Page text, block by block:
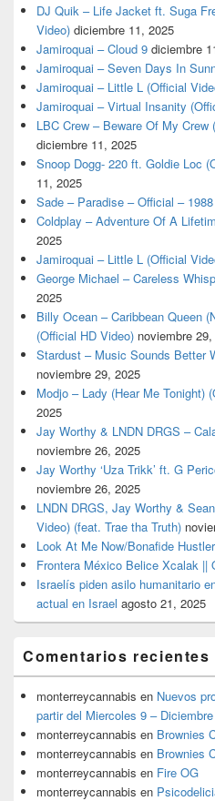
DJ Quik – Life Jacket ft. Suga
Video) diciembre 11, 2025
Jamiroquai – Cloud 9 diciembre
Jamiroquai – Seven Days In
Jamiroquai – Little L (Official
Jamiroquai – Virtual Insanity
LBC Crew – Beware Of My
diciembre 11, 2025
Snoop Dogg- 220 ft. Goldie Loc
11, 2025
Sade – Paradise – Official – 1988
Coldplay – Adventure Of A
2025
Jamiroquai – Little L (Official
George Michael – Careless
2025
Billy Ocean – Caribbean Queen
(Official HD Video) noviembre
Stardust – Music Sounds Better
noviembre 29, 2025
Modjo – Lady (Hear Me Tonight)
2025
Jay Worthy & LNDN DRGS –
noviembre 26, 2025
Jay Worthy ‘Uza Trikk’ ft. G
noviembre 26, 2025
LNDN DRGS, Jay Worthy &
Video) (feat. Trae tha Truth)
Look At Me Now/Bonafide
Frontera México Belice Xcalak ||
Israelís piden asilo humanitario
actual en Israel agosto 21, 2025
Comentarios recientes
monterreycannabis en Nuevos
partir del Miercoles 9 –
monterreycannabis en Brownies
monterreycannabis en Brownies
monterreycannabis en Fire OG
monterreycannabis en